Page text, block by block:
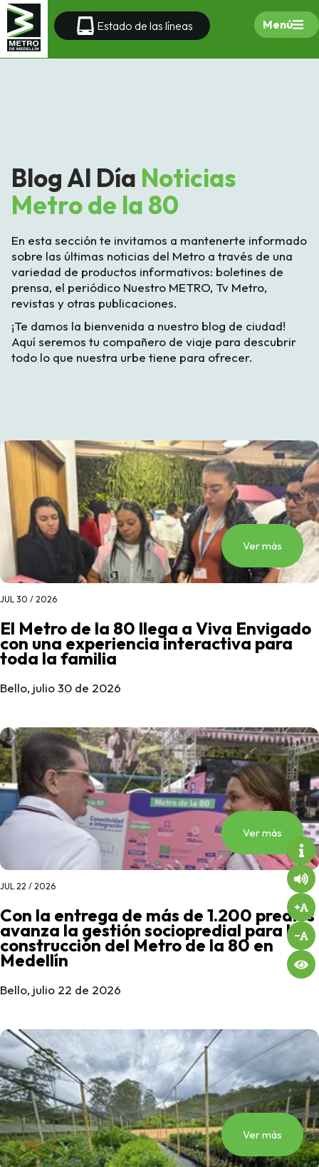
Estado de las líneas Menú
Blog Al Día Noticias
Metro de la 80
En esta sección te invitamos a mantenerte informado
sobre las últimas noticias del Metro a través de una
variedad de productos informativos: boletines de
prensa, el periódico Nuestro METRO, Tv Metro,
revistas y otras publicaciones.
¡Te damos la bienvenida a nuestro blog de ciudad!
Aquí seremos tu compañero de viaje para descubrir
todo lo que nuestra urbe tiene para ofrecer.
Ver más
JUL 30 / 2026
El Metro de la 80 llega a Viva Envigado
con una experiencia interactiva para
toda la familia
Bello, julio 30 de 2026
Ver más
JUL 22 / 2026
Con la entrega de más de 1.200 predios
avanza la gestión sociopredial para la
construcción del Metro de la 80 en
Medellín
Bello, julio 22 de 2026
Ver más